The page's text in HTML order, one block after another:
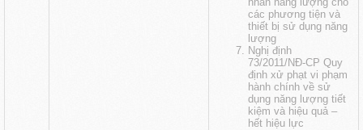
các phương tiện và
thiết bị sử dụng năng
lượng
Nghị định
73/2011/NĐ-CP Quy
định xử phạt vi phạm
hành chính về sử
dụng năng lượng tiết
kiệm và hiệu quả –
hết hiệu lực